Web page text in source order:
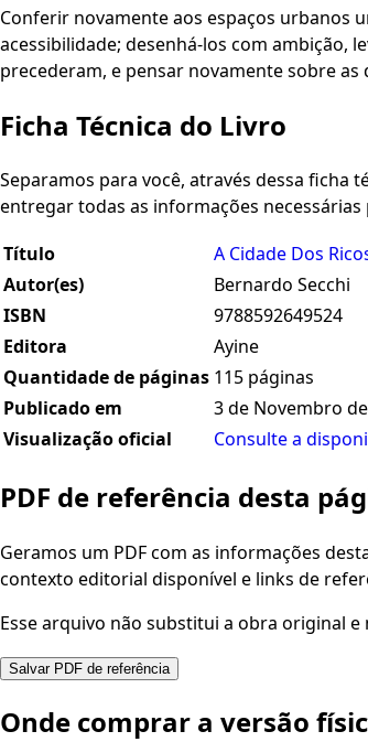
Conferir novamente aos espaços urbanos
acessibilidade; desenhá-los com ambição,
precederam, e pensar novamente sobre as
Ficha Técnica do Livro
Separamos para você, através dessa ficha
entregar todas as informações
Título
A Cidade Dos
Autor(es)
Bernardo Secchi
ISBN
9788592649524
Editora
Ayine
Quantidade de páginas 115 páginas
Publicado em
3 de Novembro
Visualização oficial
Consulte a
PDF de referência desta
Geramos um PDF com as informações
contexto editorial disponível e links de
Esse arquivo não substitui a obra original
Salvar PDF de referência
Onde comprar a versão